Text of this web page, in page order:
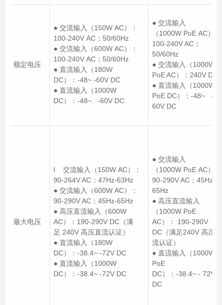
额定电压
● 交流输入（150W AC）：
100-240V AC；50/60Hz
● 交流输入（600W AC）：
100-240V AC；50/60Hz
● 直流输入（180W
DC）：-48~ -60V DC
● 直流输入（1000W
DC）：-48~ -60V DC
● 交流输入
（1000W PoE AC）：
100-240V AC；
50/60Hz
● 交流输入（1000W
PoE AC）：240V DC
● 直流输入（1000W
PoE DC）：-48~ -
60V DC
最大电压
l 交流输入（150W AC）：
90-264V AC；47Hz-63Hz
● 交流输入（600W AC）：
90-290V AC；45Hz-65Hz
● 高压直流输入（600W
AC）：190-290V DC（满
足 240V 高压直流认证）
● 直流输入（180W
DC）：-38.4~ -72V DC
● 直流输入（1000W
DC）：-38.4~ -72V DC
● 交流输入
（1000W PoE AC）：
90-290V AC；45Hz-
65Hz
● 高压直流输入
（1000W PoE
AC）： 190-290V
DC（满足240V 高压直
流认证）
● 直流输入（1000W
PoE
DC）：-38.4~ - 72V
DC